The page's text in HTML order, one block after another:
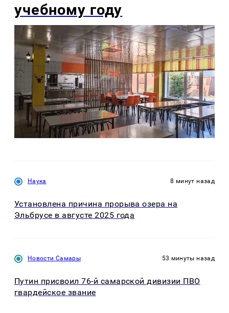
учебному году
Наука 8 минут назад
Установлена причина прорыва озера на
Эльбрусе в августе 2025 года
Новости Самары 53 минуты назад
Путин присвоил 76-й самарской дивизии ПВО
гвардейское звание